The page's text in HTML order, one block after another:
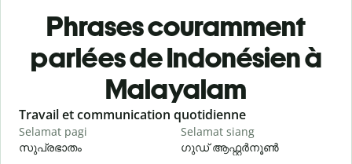
Phrases couramment
parlées de Indonésien à
Malayalam
Slide 1 of 6
Travail et communication quotidienne
Selamat pagi
സുപ്രഭാതം
Selamat siang
ഗുഡ് ആഫ്റ്റർനൂൺ